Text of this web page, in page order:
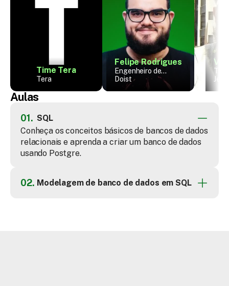
Time Tera
Tera
Felipe Rodrigues
Engenheiro de
Software Sênior
Doist
Aulas
01. SQL
Conheça os conceitos básicos de bancos de dados
relacionais e aprenda a criar um banco de dados
usando Postgre.
02. Modelagem de banco de dados em SQL